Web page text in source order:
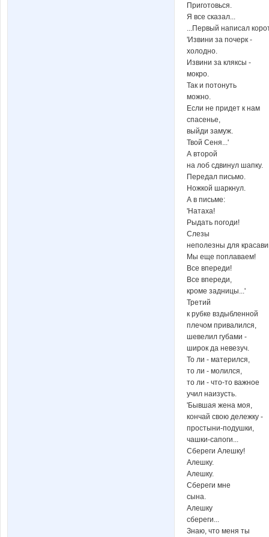
Приготовься.
Я все сказал...
...Первый написал
'Извини за почерк -
холодно.
Извини за кляксы -
мокро.
Так и потонуть
можно.
Если не придет к нам
спасенье,
выйди замуж.
Твой Сеня...'
А второй
на лоб сдвинул шапку.
Передал письмо.
Ножкой шаркнул.
А в письме:
'Натаха!
Рыдать погоди!
Слезы
неполезны для
Мы еще поплаваем!
Все впереди!
Все впереди,
кроме задницы...'
Третий
к рубке вздыбленной
плечом привалился,
шевелил губами -
широк да невезуч.
То ли - матерился,
то ли - молился,
то ли - что-то важное
учил наизусть.
'Бывшая жена моя,
кончай свою дележку -
простыни-подушки,
чашки-сапоги...
Сбереги Алешку!
Алешку.
Алешку.
Сбереги мне
сына.
Алешку
сбереги...
Знаю, что меня ты